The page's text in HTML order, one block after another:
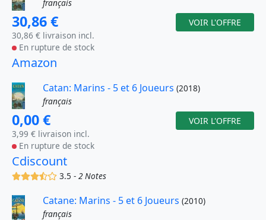
français
30,86 €
30,86 € livraison incl.
En rupture de stock
VOIR L'OFFRE
Amazon
Catan: Marins - 5 et 6 Joueurs (2018)
français
0,00 €
3,99 € livraison incl.
En rupture de stock
VOIR L'OFFRE
Cdiscount
(x)(x)(x)(,)()
3.5 - 2 Notes
Catane: Marins - 5 et 6 Joueurs (2010)
français